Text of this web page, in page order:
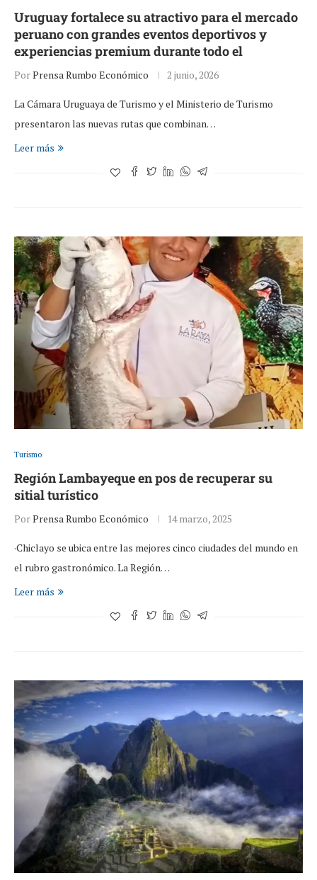
Uruguay fortalece su atractivo para el mercado
peruano con grandes eventos deportivos y
experiencias premium durante todo el
PorPrensa Rumbo Económico 2 junio, 2026
La Cámara Uruguaya de Turismo y el Ministerio de Turismo
presentaron las nuevas rutas que combinan…
Leer más
Turismo
Región Lambayeque en pos de recuperar su
sitial turístico
PorPrensa Rumbo Económico 14 marzo, 2025
·Chiclayo se ubica entre las mejores cinco ciudades del mundo en
el rubro gastronómico. La Región…
Leer más